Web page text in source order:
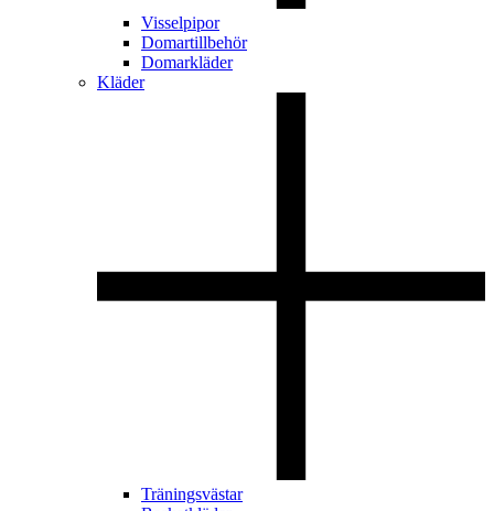
Visselpipor
Domartillbehör
Domarkläder
Kläder
Träningsvästar